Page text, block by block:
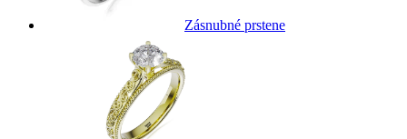
Zásnubné prstene